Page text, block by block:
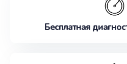
Бесплатная